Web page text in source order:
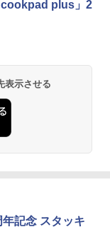
チテント キャンプ
150(KH)
ピーク) 着替えテン
【中が透けない】 1
ズ 災害用トイレ ビ
ップテント 携帯 簡
ブ)
幅200 2-3人用 43
保冷剤 2個セット 2
ーチ アウトドアパ
cookpad plus」2
表示させる
記念 スタッキ